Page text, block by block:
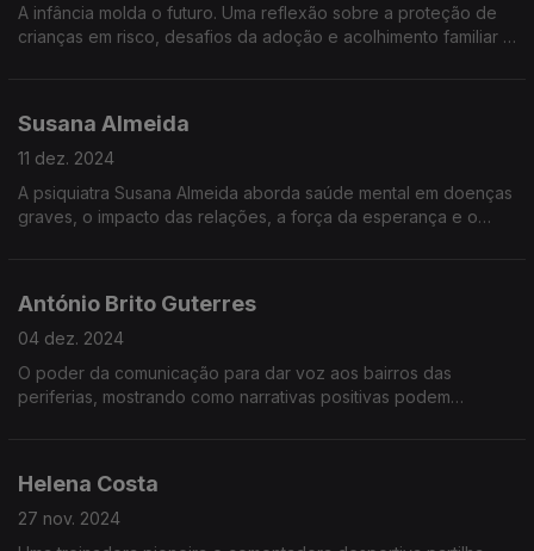
A infância molda o futuro. Uma reflexão sobre a proteção de
crianças em risco, desafios da adoção e acolhimento familiar e
Susana Almeida
11 dez. 2024
A psiquiatra Susana Almeida aborda saúde mental em doenças
graves, o impacto das relações, a força da esperança e o
António Brito Guterres
04 dez. 2024
O poder da comunicação para dar voz aos bairros das
periferias, mostrando como narrativas positivas podem
Helena Costa
27 nov. 2024